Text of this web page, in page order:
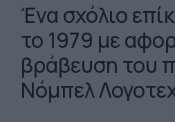
Ένα σχόλιο
το 1979 με
βράβευση του
Νόμπελ